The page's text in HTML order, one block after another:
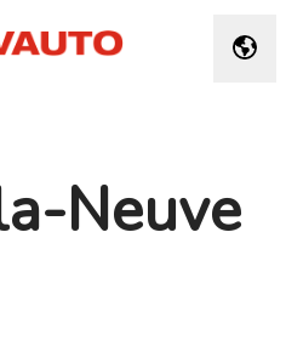
Taal
Neuve